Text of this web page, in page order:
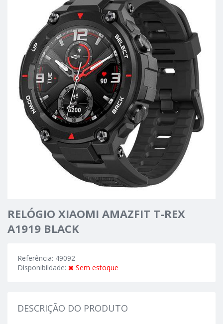
RELÓGIO XIAOMI AMAZFIT T-REX
A1919 BLACK
Referência: 49092
Disponibildade:
Sem estoque
DESCRIÇÃO DO PRODUTO